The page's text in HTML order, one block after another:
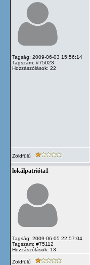
Tagság: 2009-06-03 15:56:14
Tagszám: #75023
Hozzászólások: 22
Zöldfülű
lokálpatrióta1
Tagság: 2009-06-05 22:57:04
Tagszám: #75112
Hozzászólások: 13
Zöldfülű